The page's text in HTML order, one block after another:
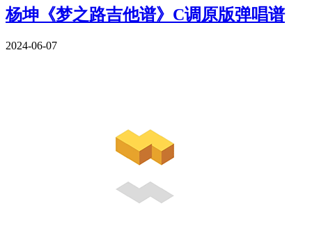
杨坤《梦之路吉他谱》C调原版弹唱谱
2024-06-07